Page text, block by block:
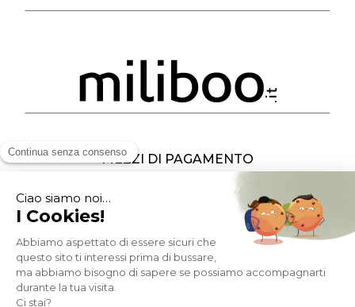
MEZZI DI PAGAMENTO
SOCIAL NETWORK